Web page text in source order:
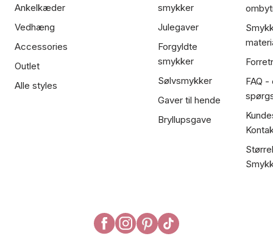
Ankelkæder
Vedhæng
Accessories
Outlet
Alle styles
smykker
Julegaver
Forgyldte
smykker
Sølvsmykker
Gaver til hende
Bryllupsgave
FAQ